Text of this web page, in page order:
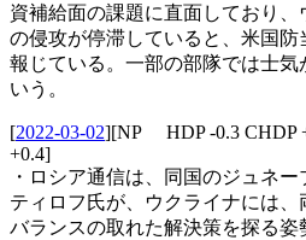
資補給面の課題に直面しており
の侵攻が停滞していると、米国防
報じている。一部の部隊では士気
いう。
[2022-03-02][NP HDP -0.3 CHDP
+0.4]
・ロシア通信は、同国のジュネ
ティロフ氏が、ウクライナには
バランスの取れた解決策を探る